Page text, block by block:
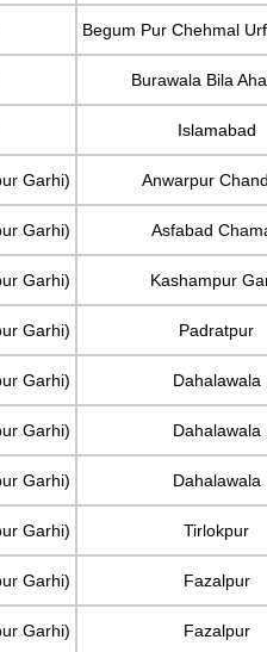
Begum Pur Chehmal
Burawala Bila
Islamabad
Garhi) Anwarpur
Garhi) Asfabad
Garhi) Kashampur
Garhi) Padratpur
Garhi) Dahalawala
Garhi) Dahalawala
Garhi) Dahalawala
Garhi) Tirlokpur
Garhi) Fazalpur
Garhi) Fazalpur